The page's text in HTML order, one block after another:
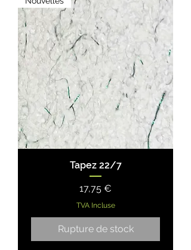
Tapez 22/7
Prix
17,75 €
TVA Incluse
Rupture de stock